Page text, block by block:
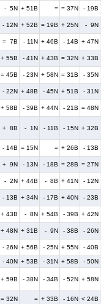
- 5N + 51B = = 37N - 19B
- 12N + 52B = 19B + 25N - 9N
= 7B - 11N + 46B - 14B + 47N
+ 55B - 41N + 43B = 32N + 33B
= 45B - 23N + 58N = 31B - 35N
- 22N + 48B - 45N + 51B - 31N
+ 58B - 39B + 44N - 21B = 48N
+ 8B - 1N - 11B - 15N + 32B
- 14B = 15N = + 26B - 13B
+ 9N - 13N - 18B = 28B = 27N
- 2N + 44B - 8B + 41N - 12N
- 13B + 34N - 17B + 40N - 23B
+ 43B - 8N + 54B - 39B + 42N
+ 48N + 31B - 9N - 38B - 26N
- 26N + 56B - 25N + 55N - 40B
- 40N + 53B - 31N + 58B - 50N
+ 59B - 38N - 34B - 52N + 58N
= 32N = + 33B - 16N < 24B